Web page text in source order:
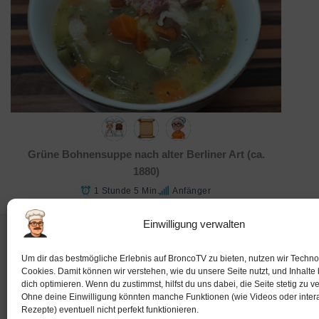
Einwilligung verwalten
Um dir das bestmögliche Erlebnis auf BroncoTV zu bieten, nutzen wir
Cookies. Damit können wir verstehen, wie du unsere Seite nutzt, und Inhalte
dich optimieren. Wenn du zustimmst, hilfst du uns dabei, die Seite stetig zu
Ohne deine Einwilligung könnten manche Funktionen (wie Videos oder
Rezepte) eventuell nicht perfekt funktionieren.
Grüne Bohnensuppe nach alter Berliner Art (ca.
1880)
1 Stunde 5 Min. Anfänger
Impressum